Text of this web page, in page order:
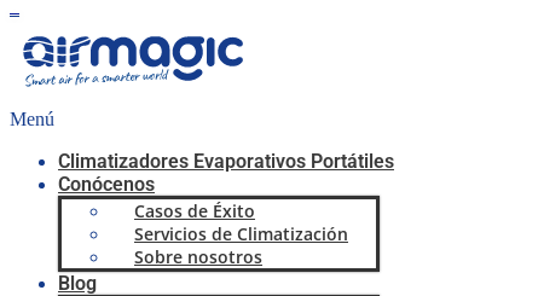
Menú
Climatizadores Evaporativos Portátiles
Conócenos
Casos de Éxito
Servicios de Climatización
Sobre nosotros
Blog